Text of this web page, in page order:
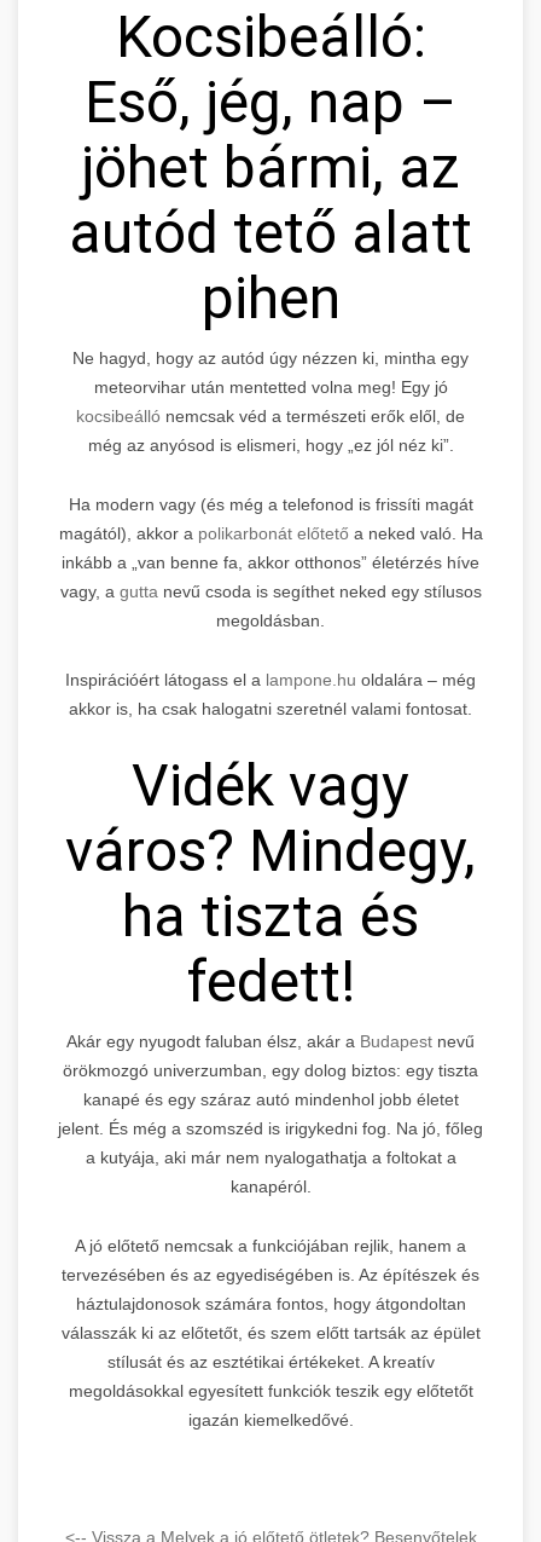
Kocsibeálló:
Eső, jég, nap –
jöhet bármi, az
autód tető alatt
pihen
Ne hagyd, hogy az autód úgy nézzen ki, mintha egy
meteorvihar után mentetted volna meg! Egy jó
kocsibeálló nemcsak véd a természeti erők elől, de
még az anyósod is elismeri, hogy „ez jól néz ki”.
Ha modern vagy (és még a telefonod is frissíti magát
magától), akkor a polikarbonát előtetőa neked való. Ha
inkább a „van benne fa, akkor otthonos” életérzés híve
vagy, a gutta nevű csoda is segíthet neked egy stílusos
megoldásban.
Inspirációért látogass el a lampone.hu oldalára – még
akkor is, ha csak halogatni szeretnél valami fontosat.
Vidék vagy
város? Mindegy,
ha tiszta és
fedett!
Akár egy nyugodt faluban élsz, akár a Budapest nevű
örökmozgó univerzumban, egy dolog biztos: egy tiszta
kanapé és egy száraz autó mindenhol jobb életet
jelent. És még a szomszéd is irigykedni fog. Na jó, főleg
a kutyája, aki már nem nyalogathatja a foltokat a
kanapéról.
A jó előtető nemcsak a funkciójában rejlik, hanem a
tervezésében és az egyediségében is. Az építészek és
háztulajdonosok számára fontos, hogy átgondoltan
válasszák ki az előtetőt, és szem előtt tartsák az épület
stílusát és az esztétikai értékeket. A kreatív
megoldásokkal egyesített funkciók teszik egy előtetőt
igazán kiemelkedővé.
<-- Vissza a Melyek a jó előtető ötletek? Besenyőtelek